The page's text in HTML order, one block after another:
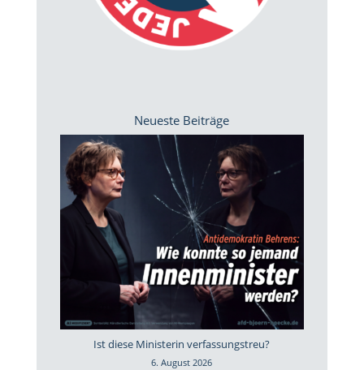
Neueste Beiträge
Ist diese Ministerin verfassungstreu?
6. August 2026